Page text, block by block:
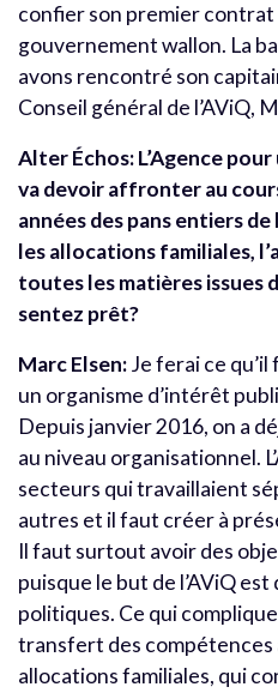
confier son premier contrat
gouvernement wallon. La
avons rencontré son
Conseil général de l’AViQ,
Alter Échos:L’Agence
va devoir affronter au
années des pans entiers
les allocations familiales,
toutes les matières issues
sentez prêt?
Marc Elsen:Je ferai ce qu’il
un organisme d’intérêt
Depuis janvier 2016, on a
au niveau organisationnel.
secteurs qui travaillaient
autres et il faut créer à
Il faut surtout avoir des
puisque le but de l’AViQ
politiques. Ce qui
transfert des compétences
allocations familiales, qui